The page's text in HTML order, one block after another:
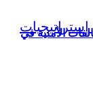
الأمنية في